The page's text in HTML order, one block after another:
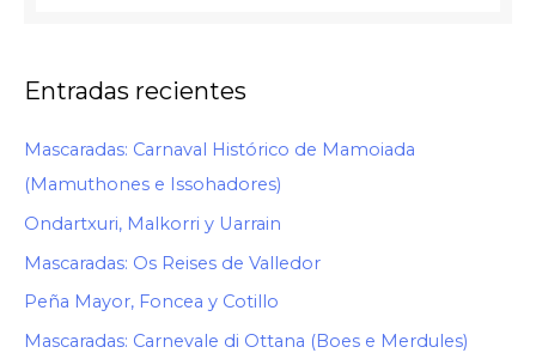
Entradas recientes
Mascaradas: Carnaval Histórico de Mamoiada
(Mamuthones e Issohadores)
Ondartxuri, Malkorri y Uarrain
Mascaradas: Os Reises de Valledor
Peña Mayor, Foncea y Cotillo
Mascaradas: Carnevale di Ottana (Boes e Merdules)